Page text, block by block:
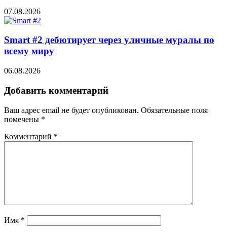
07.08.2026
Smart #2 дебютирует через уличные муралы по
всему миру
06.08.2026
Добавить комментарий
Ваш адрес email не будет опубликован. Обязательные поля
помечены *
Комментарий *
Имя *